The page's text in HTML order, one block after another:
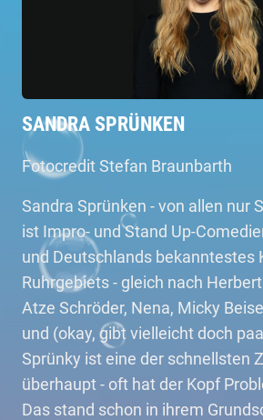
SANDRA SPRÜNKEN
Fotocredit Stefan Braunbarth
Sandra Sprünken - von allen nur
ist Impro- und Stand Up-
und Deutschlands bekanntestes
Ruhrgebiets - gleich nach
Atze Schröder, Nena, Micky
und (okay, gibt vielleicht doch
Sprünky ist eine der schnellsten
überhaupt - oft hat der Kopf
Das stand schon in ihrem